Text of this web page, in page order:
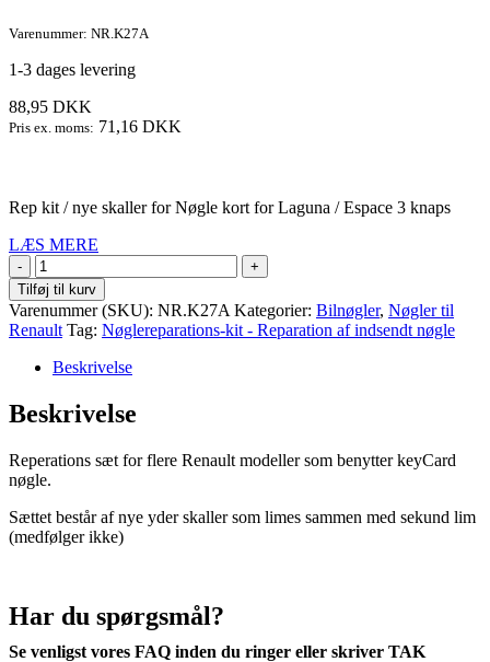
Varenummer: NR.K27A
1-3 dages levering
88,95 DKK
Pris ex. moms: 71,16 DKK
Rep kit / nye skaller for Nøgle kort for Laguna / Espace 3 knaps
LÆS MERE
KeyCard
Rep
kit
Laguna
/
Espace
knaps
antal
Tilføj til kurv
Varenummer (SKU): NR.K27A Kategorier: Bilnøgler, Nøgler til
Renault Tag: Nøglereparations‑kit - Reparation af indsendt nøgle
Beskrivelse
Beskrivelse
Reperations sæt for flere Renault modeller som benytter keyCard
nøgle.
Sættet består af nye yder skaller som limes sammen med sekund lim
(medfølger ikke)
Har du spørgsmål?
Se venligst vores FAQ inden du ringer eller skriver TAK